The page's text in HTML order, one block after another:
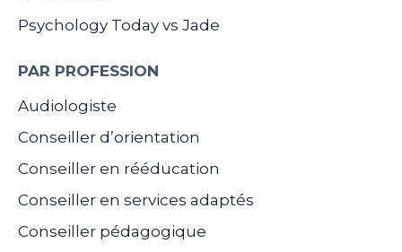
Psychology Today vs Jade
PAR PROFESSION
Audiologiste
Conseiller d’orientation
Conseiller en rééducation
Conseiller en services adaptés
Conseiller pédagogique